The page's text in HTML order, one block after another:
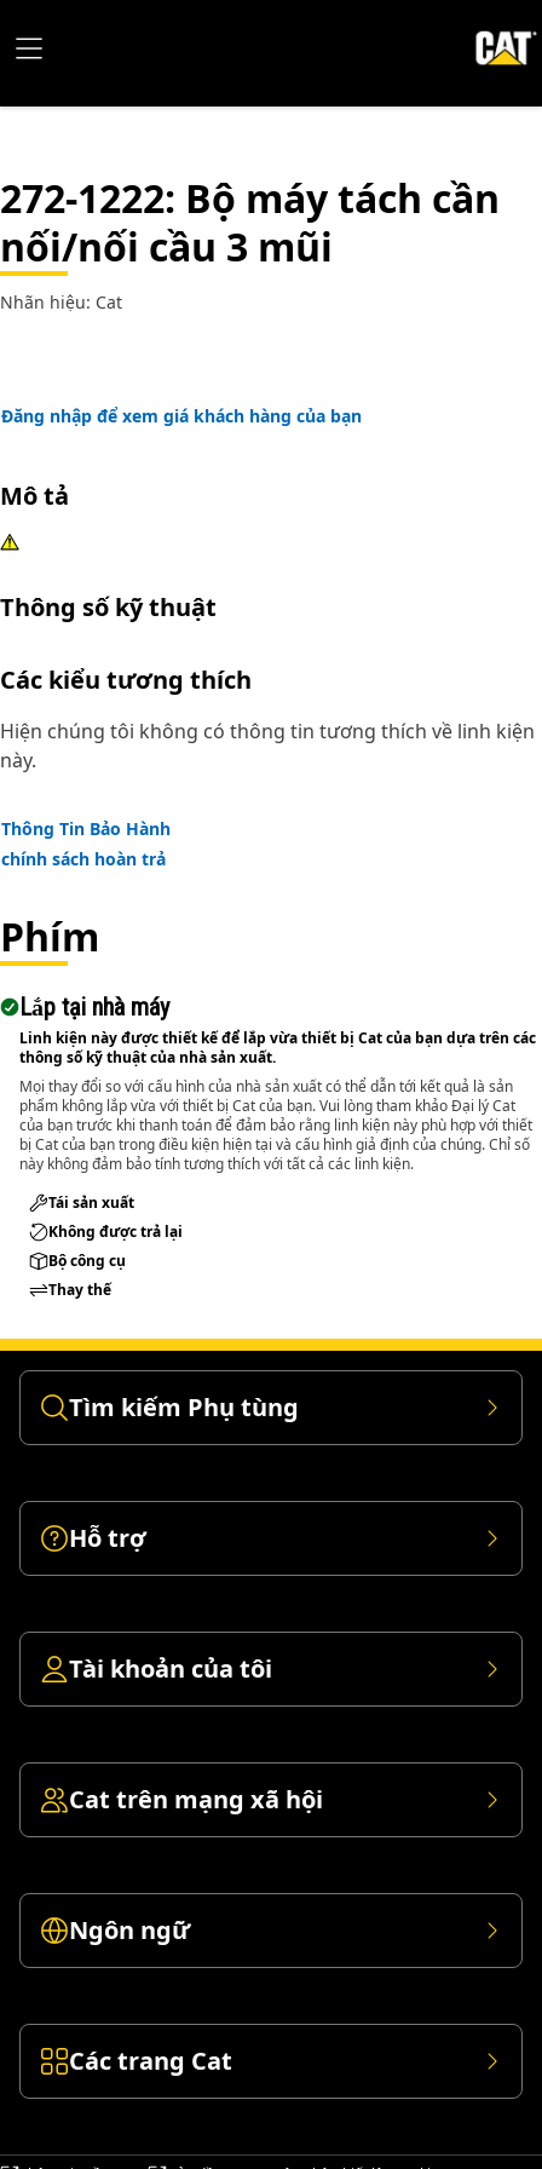
272-1222: Bộ máy tách cần
nối/nối cầu 3 mũi
Nhãn hiệu: Cat
Đăng nhập để xem giá khách hàng của bạn
Mô tả
Thông số kỹ thuật
Các kiểu tương thích
Hiện chúng tôi không có thông tin tương thích về linh kiện
này.
Thông Tin Bảo Hành
chính sách hoàn trả
Phím
Lắp tại nhà máy
Linh kiện này được thiết kế để lắp vừa thiết bị Cat của bạn dựa trên các
thông số kỹ thuật của nhà sản xuất.
Mọi thay đổi so với cấu hình của nhà sản xuất có thể dẫn tới kết quả là sản
phẩm không lắp vừa với thiết bị Cat của bạn. Vui lòng tham khảo Đại lý Cat
của bạn trước khi thanh toán để đảm bảo rằng linh kiện này phù hợp với thiết
bị Cat của bạn trong điều kiện hiện tại và cấu hình giả định của chúng. Chỉ số
này không đảm bảo tính tương thích với tất cả các linh kiện.
Tái sản xuất
Không được trả lại
Bộ công cụ
Thay thế
Tìm kiếm Phụ tùng
Hỗ trợ
Tài khoản của tôi
Cat trên mạng xã hội
Ngôn ngữ
Các trang Cat